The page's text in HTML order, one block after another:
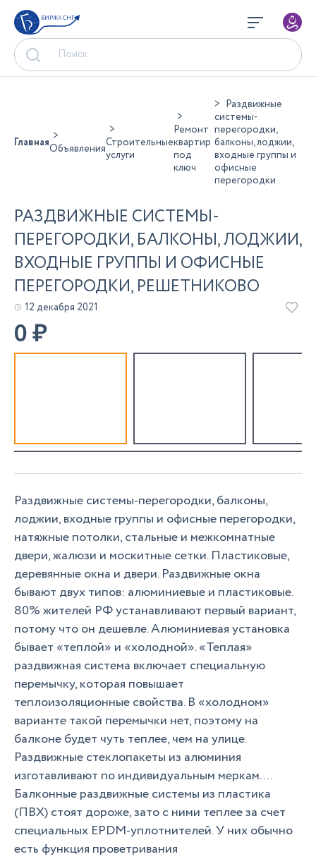
БИРЖА СНГ
ГлавнаяОбъявленияСтроительные
услуги
Ремонт
квартир
под
ключ
Раздвижные
системы-
перегородки,
балконы, лоджии,
входные группы и
офисные
перегородки
РАЗДВИЖНЫЕ СИСТЕМЫ-
ПЕРЕГОРОДКИ, БАЛКОНЫ, ЛОДЖИИ,
ВХОДНЫЕ ГРУППЫ И ОФИСНЫЕ
ПЕРЕГОРОДКИ, РЕШЕТНИКОВО
12 декабря 2021
0₽
Раздвижные системы-перегородки, балконы,
лоджии, входные группы и офисные перегородки,
натяжные потолки, стальные и межкомнатные
двери, жалюзи и москитные сетки. Пластиковые,
деревянные окна и двери. Раздвижные окна
бывают двух типов: алюминиевые и пластиковые.
80% жителей РФ устанавливают первый вариант,
потому что он дешевле. Алюминиевая установка
бывает «теплой» и «холодной». «Теплая»
раздвижная система включает специальную
перемычку, которая повышает
теплоизоляционные свойства. В «холодном»
варианте такой перемычки нет, поэтому на
балконе будет чуть теплее, чем на улице.
Раздвижные стеклопакеты из алюминия
изготавливают по индивидуальным меркам. ...
Балконные раздвижные системы из пластика
(ПВХ) стоят дороже, зато с ними теплее за счет
специальных EPDM-уплотнителей. У них обычно
есть функция проветривания